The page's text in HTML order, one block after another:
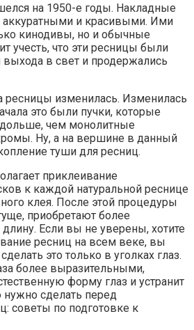
на 1950-е годы. Накладные
аккуратными и красивыми. Ими
кинодивы, но и обычные
учесть, что эти ресницы были
в свет и продержались
изменилась. Изменилась
это были пучки, которые
чем монолитные
Ну, а на вершине в данный
туши для ресниц.
приклеивание
к каждой натуральной реснице
клея. После этой процедуры
приобретают более
Если вы не уверены, хотите
ресниц на всем веке, вы
это только в уголках глаз.
более выразительными,
форму глаз и устранит
сделать перед
советы по подготовке к